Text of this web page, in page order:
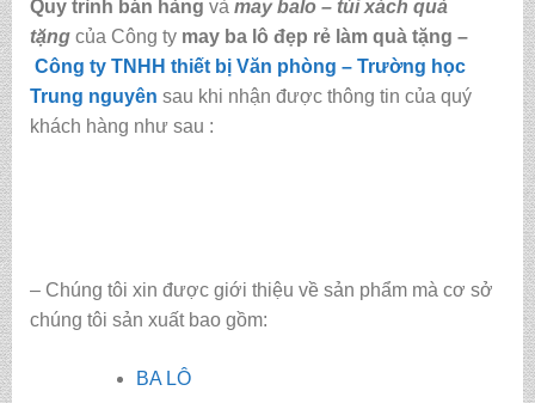
Quy trình bán hàng và may balo – túi xách quà
tặng của Công ty may ba lô đẹp rẻ làm quà tặng –
Công ty TNHH thiết bị Văn phòng – Trường học
Trung nguyên sau khi nhận được thông tin của quý
khách hàng như sau :
– Chúng tôi xin được giới thiệu về sản phẩm mà cơ sở
chúng tôi sản xuất bao gồm:
BA LÔ